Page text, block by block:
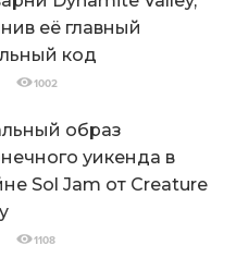
её главный
код
1002
образ
уикенда в
Sol Jam от Creature
1108